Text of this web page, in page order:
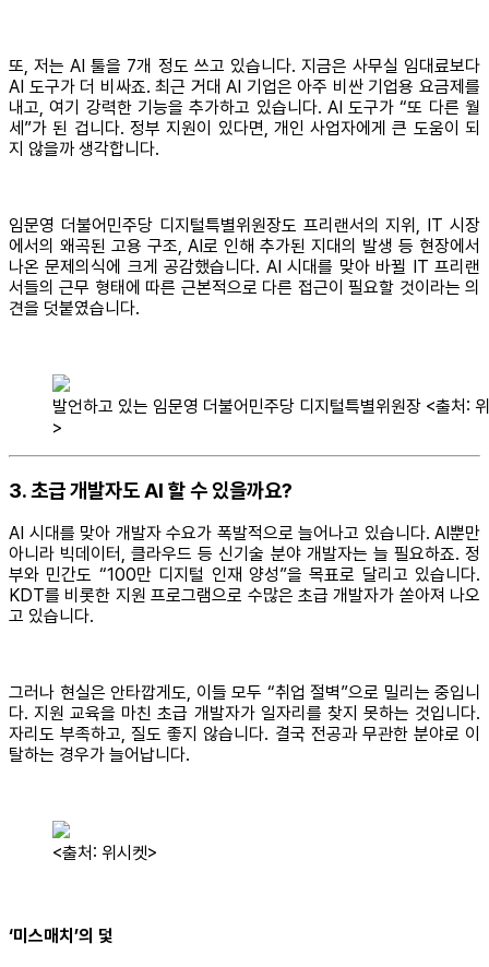
또, 저는 AI 툴을 7개 정도 쓰고 있습니다. 지금은 사무실 임대료보다
AI 도구가 더 비싸죠. 최근 거대 AI 기업은 아주 비싼 기업용 요금제를
내고, 여기 강력한 기능을 추가하고 있습니다. AI 도구가 “또 다른 월
세”가 된 겁니다. 정부 지원이 있다면, 개인 사업자에게 큰 도움이 되
지 않을까 생각합니다.
임문영 더불어민주당 디지털특별위원장도 프리랜서의 지위, IT 시장
에서의 왜곡된 고용 구조, AI로 인해 추가된 지대의 발생 등 현장에서
나온 문제의식에 크게 공감했습니다. AI 시대를 맞아 바뀔 IT 프리랜
서들의 근무 형태에 따른 근본적으로 다른 접근이 필요할 것이라는 의
견을 덧붙였습니다.
발언하고 있는 임문영 더불어민주당 디지털특별위원장 <출처:
>
3. 초급 개발자도 AI 할 수 있을까요?
AI 시대를 맞아 개발자 수요가 폭발적으로 늘어나고 있습니다. AI뿐만
아니라 빅데이터, 클라우드 등 신기술 분야 개발자는 늘 필요하죠. 정
부와 민간도 “100만 디지털 인재 양성”을 목표로 달리고 있습니다.
KDT를 비롯한 지원 프로그램으로 수많은 초급 개발자가 쏟아져 나오
고 있습니다.
그러나 현실은 안타깝게도, 이들 모두 “취업 절벽”으로 밀리는 중입니
다. 지원 교육을 마친 초급 개발자가 일자리를 찾지 못하는 것입니다.
자리도 부족하고, 질도 좋지 않습니다. 결국 전공과 무관한 분야로 이
탈하는 경우가 늘어납니다.
<출처: 위시켓>
‘미스매치’의 덫